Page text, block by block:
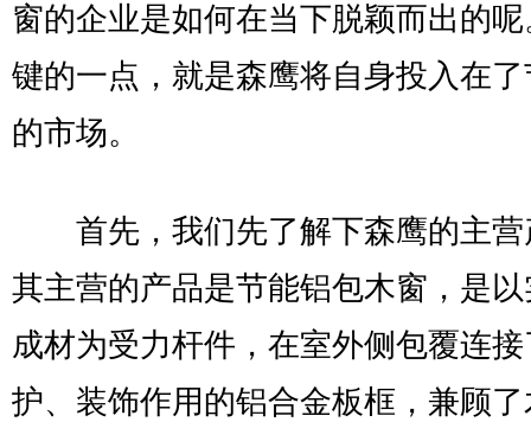
窗的企业是如何在当下脱颖而出的
键的一点，就是森鹰将自身投入在
的市场。
首先，我们先了解下森鹰的主营
其主营的产品是节能铝包木窗，是
成材为受力杆件，在室外侧包覆连
护、装饰作用的铝合金板框，兼顾